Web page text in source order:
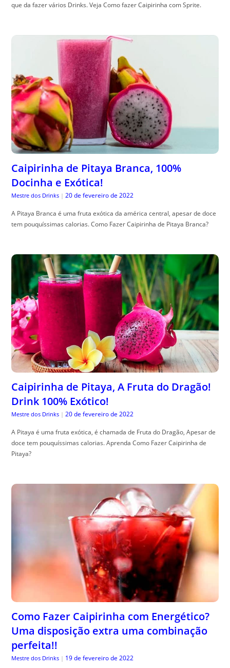
que da fazer vários Drinks. Veja Como fazer Caipirinha com Sprite.
Caipirinha de Pitaya Branca, 100%
Docinha e Exótica!
Mestre dos Drinks | 20 de fevereiro de 2022
A Pitaya Branca é uma fruta exótica da américa central, apesar de doce
tem pouquíssimas calorias. Como Fazer Caipirinha de Pitaya Branca?
Caipirinha de Pitaya, A Fruta do Dragão!
Drink 100% Exótico!
Mestre dos Drinks | 20 de fevereiro de 2022
A Pitaya é uma fruta exótica, é chamada de Fruta do Dragão, Apesar de
doce tem pouquíssimas calorias. Aprenda Como Fazer Caipirinha de
Pitaya?
Como Fazer Caipirinha com Energético?
Uma disposição extra uma combinação
perfeita!!
Mestre dos Drinks | 19 de fevereiro de 2022